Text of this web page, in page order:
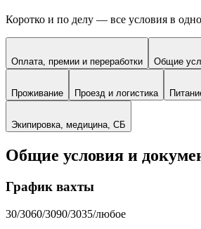
Коротко и по делу — все условия в
Оплата, премии и переработки Общие
Проживание Проезд и логистика
Экипировка, медицина, СБ
Общие условия и
График вахты
30/3060/3090/3035/любое